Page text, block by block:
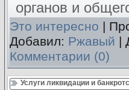
органов и
Это интересно |
Добавил: Ржавый |
Комментарии (0)
Услуги ликвидации и